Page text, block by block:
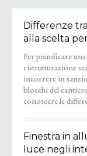
Differenze
alla scelta
Per pianificare una
ristrutturazione
incorrere in
blocchi del
conoscere le
CILA e SCIA è il primo passo
operativo. La CILA
manutenzione
senza impatto statico; la
Finestra in
luce negli